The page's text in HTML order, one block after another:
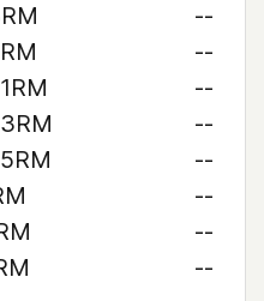
--
--
--
--
--
--
--
--